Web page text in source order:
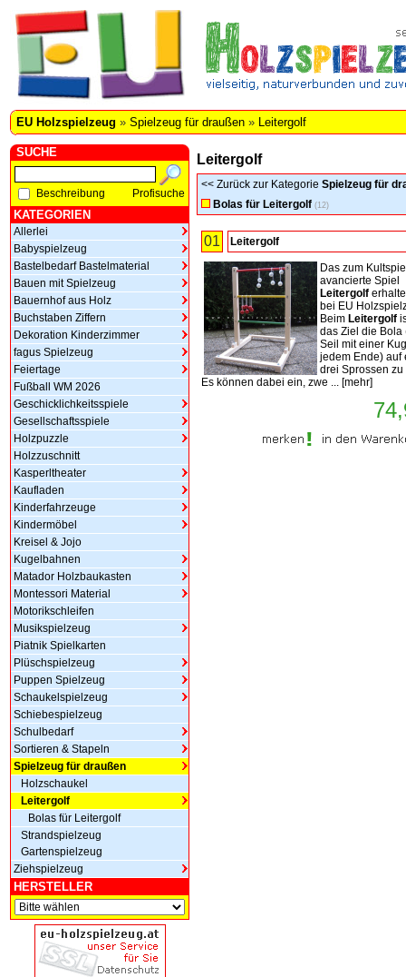
EU Holzspielzeug » Spielzeug für draußen » Leitergolf
SUCHE
Beschreibung Profisuche
KATEGORIEN
Allerlei
Babyspielzeug
Bastelbedarf Bastelmaterial
Bauen mit Spielzeug
Bauernhof aus Holz
Buchstaben Ziffern
Dekoration Kinderzimmer
fagus Spielzeug
Feiertage
Fußball WM 2026
Geschicklichkeitsspiele
Gesellschaftsspiele
Holzpuzzle
Holzzuschnitt
Kasperltheater
Kaufladen
Kinderfahrzeuge
Kindermöbel
Kreisel & Jojo
Kugelbahnen
Matador Holzbaukasten
Montessori Material
Motorikschleifen
Musikspielzeug
Piatnik Spielkarten
Plüschspielzeug
Puppen Spielzeug
Schaukelspielzeug
Schiebespielzeug
Schulbedarf
Sortieren & Stapeln
Spielzeug für draußen
Holzschaukel
Leitergolf
Bolas für Leitergolf
Strandspielzeug
Gartenspielzeug
Ziehspielzeug
HERSTELLER
Leitergolf
<< Zurück zur Kategorie Spielzeug für
Bolas für Leitergolf (12)
01 Leitergolf
Das zum
avancierte Spiel
Leitergolf
bei EU
Beim Leitergolf
das Ziel die Bola
Seil mit einer
jedem Ende) auf
drei Sprossen zu
Es können dabei ein, zwe ... [mehr]